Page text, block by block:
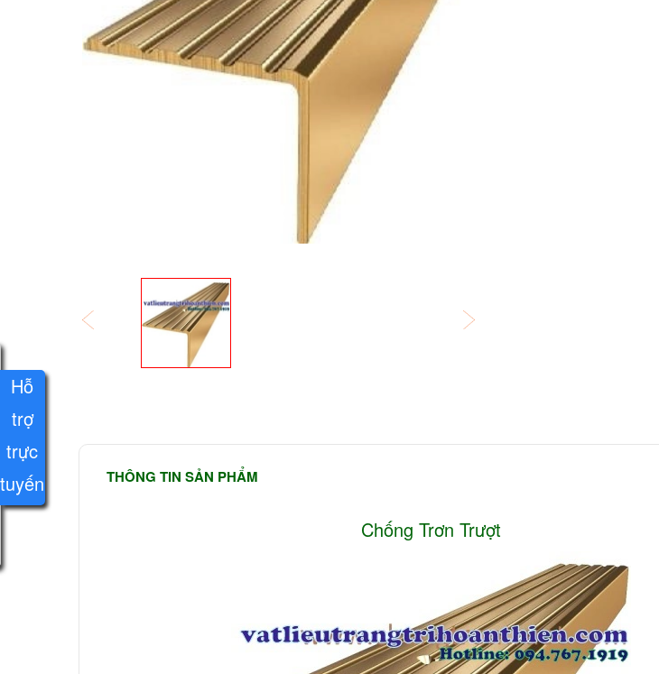
THÔNG TIN SẢN PHẨM
Chống Trơn Trượt
Hỗ
trợ
trực
tuyến